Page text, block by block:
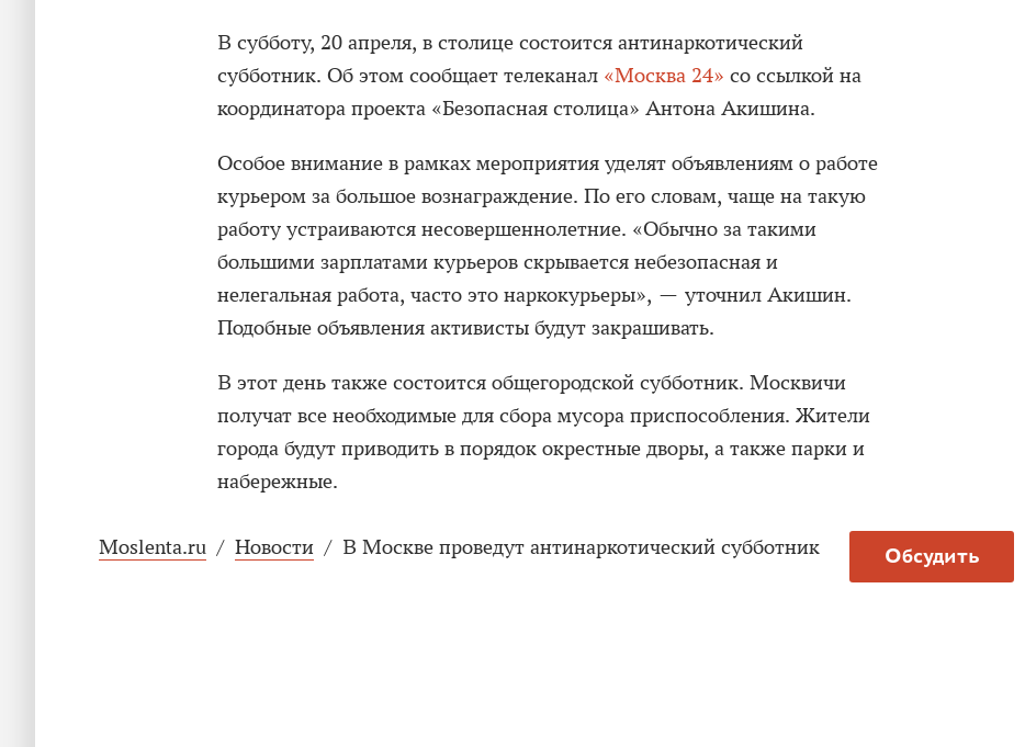
В субботу, 20 апреля, в столице состоится антинаркотический
субботник. Об этом сообщает телеканал «Москва 24» со ссылкой на
координатора проекта «Безопасная столица» Антона Акишина.
Особое внимание в рамках мероприятия уделят объявлениям о работе
курьером за большое вознаграждение. По его словам, чаще на такую
работу устраиваются несовершеннолетние. «Обычно за такими
большими зарплатами курьеров скрывается небезопасная и
нелегальная работа, часто это наркокурьеры», — уточнил Акишин.
Подобные объявления активисты будут закрашивать.
В этот день также состоится общегородской субботник. Москвичи
получат все необходимые для сбора мусора приспособления. Жители
города будут приводить в порядок окрестные дворы, а также парки и
набережные.
Обсудить
Moslenta.ru / Новости / В Москве проведут антинаркотический субботник